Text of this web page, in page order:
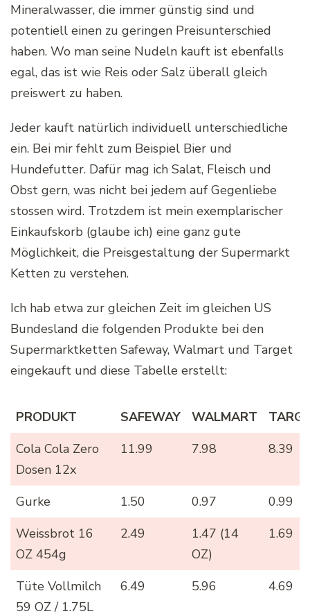
Mineralwasser, die immer günstig sind und
potentiell einen zu geringen Preisunterschied
haben. Wo man seine Nudeln kauft ist ebenfalls
egal, das ist wie Reis oder Salz überall gleich
preiswert zu haben.
Jeder kauft natürlich individuell unterschiedliche
ein. Bei mir fehlt zum Beispiel Bier und
Hundefutter. Dafür mag ich Salat, Fleisch und
Obst gern, was nicht bei jedem auf Gegenliebe
stossen wird. Trotzdem ist mein exemplarischer
Einkaufskorb (glaube ich) eine ganz gute
Möglichkeit, die Preisgestaltung der Supermarkt
Ketten zu verstehen.
Ich hab etwa zur gleichen Zeit im gleichen US
Bundesland die folgenden Produkte bei den
Supermarktketten Safeway, Walmart und Target
eingekauft und diese Tabelle erstellt:
PRODUKT SAFEWAY WALMART
PRODUKT
SAFEWAY WALMART
Cola Cola Zero
Dosen 12x
11.99 7.98 8.39
Gurke 1.50 0.97
0.99
Weissbrot 16
OZ 454g
2.49
1.47 (14
OZ)
1.69
Tüte Vollmilch
59 OZ / 1.75L
6.49 5.96 4.69